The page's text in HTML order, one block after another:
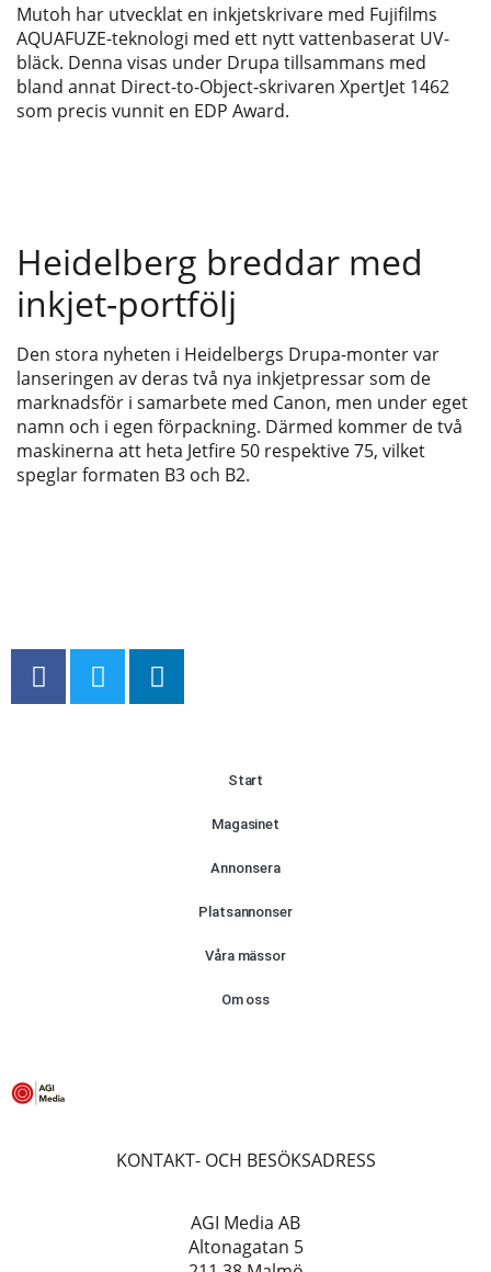
Mutoh har utvecklat en inkjetskrivare med Fujifilms
AQUAFUZE-teknologi med ett nytt vattenbaserat UV-
bläck. Denna visas under Drupa tillsammans med
bland annat Direct-to-Object-skrivaren XpertJet 1462
som precis vunnit en EDP Award.
Heidelberg breddar med
inkjet-portfölj
Den stora nyheten i Heidelbergs Drupa-monter var
lanseringen av deras två nya inkjetpressar som de
marknadsför i samarbete med Canon, men under eget
namn och i egen förpackning. Därmed kommer de två
maskinerna att heta Jetfire 50 respektive 75, vilket
speglar formaten B3 och B2.
Start
Magasinet
Annonsera
Platsannonser
Våra mässor
Om oss
KONTAKT- OCH BESÖKSADRESS
AGI Media AB
Altonagatan 5